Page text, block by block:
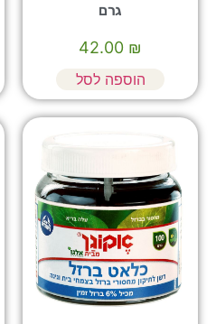
גרם
₪
הוספה לסל